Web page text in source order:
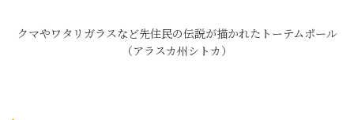
クマやワタリガラスなど先住民の伝説が描かれたトーテムポール
（アラスカ州シトカ）